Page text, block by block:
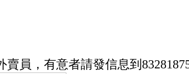
員，有意者請發信息到